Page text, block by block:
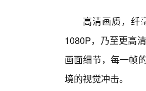
高清画质，纤
1080P，乃至更高
画面细节，每一帧
境的视觉冲击。